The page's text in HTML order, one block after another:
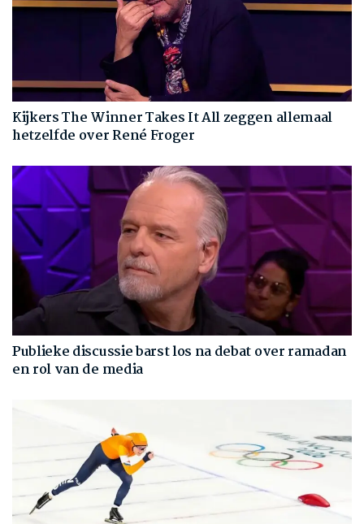
Kijkers The Winner Takes It All zeggen allemaal
hetzelfde over René Froger
Publieke discussie barst los na debat over ramadan
en rol van de media